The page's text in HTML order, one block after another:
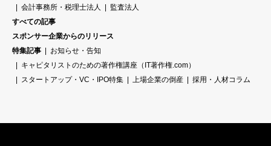
会計事務所・税理士法人
監査法人
すべての記事
スポンサー企業からのリリース
特集記事
お知らせ・告知
キャピタリストのための著作権講座（IT著作権.com）
スタートアップ・VC・IPO特集
上場企業の倒産 採用・人材コラム